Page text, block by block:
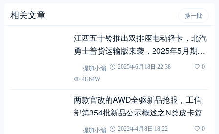
相关文章 换一批
江西五十铃推出双排座电动轻卡，北汽
勇士普货运输版来袭，2025年5月期公
示N类中/轻/微卡新品盘点
提加小编 2025年6月18日 22:38
0
48.64W
两款官改的AWD全驱新品抢眼，工信
部第354批新品公示概述之N类皮卡篇
提加小编 2022年4月8日 18:22
0